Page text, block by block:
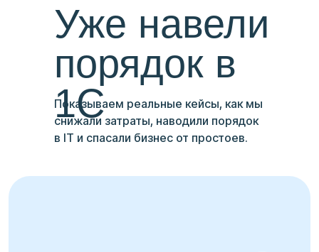
Уже навели
порядок в
1С
Показываем реальные кейсы, как мы
снижали затраты, наводили порядок
в IT и спасали бизнес от простоев.